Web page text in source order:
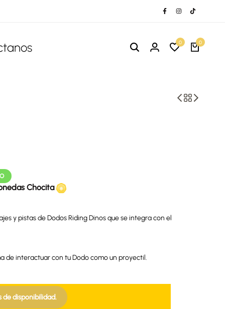
0 0
Chocita
y pistas de Dodos Riding Dinos que se integra con el
de interactuar con tu Dodo como un proyectil.
de disponibilidad.